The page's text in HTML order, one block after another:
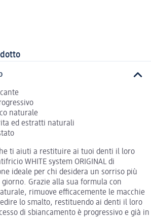
naturale
ed estratti naturali
ti aiuti a restituire ai tuoi denti il loro
WHITE system ORIGINAL di
ideale per chi desidera un sorriso più
Grazie alla sua formula con
rimuove efficacemente le macchie
lo smalto, restituendo ai denti il loro
di sbiancamento è progressivo e già in